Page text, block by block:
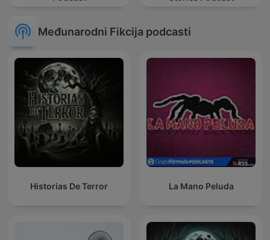
Međunarodni Fikcija podcasti
Historias De Terror La Mano Peluda